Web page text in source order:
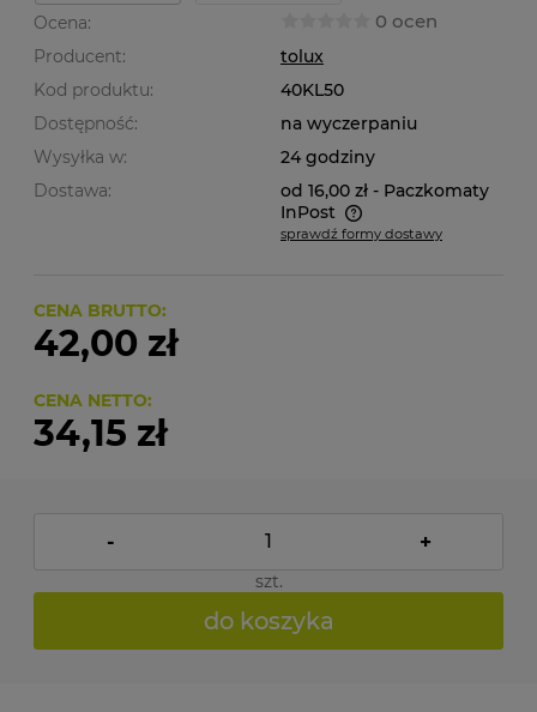
Ocena: 0 ocen
Producent:
tolux
Kod produktu:
40KL50
Dostępność:
na wyczerpaniu
Wysyłka w:
24 godziny
Dostawa:
od 16,00 zł - Paczkomaty
InPost
Cena nie zawiera ewentualnych kosztów płatności
sprawdź formy dostawy
CENA BRUTTO:
42,00 zł
CENA NETTO:
34,15 zł
- +
szt.
do koszyka